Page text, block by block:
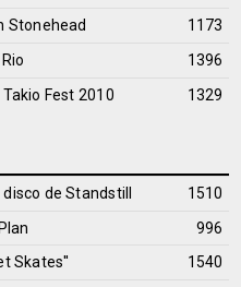
Stonehead
1173
1396
Fest 2010
1329
de Standstill
1510
996
Skates''
1540